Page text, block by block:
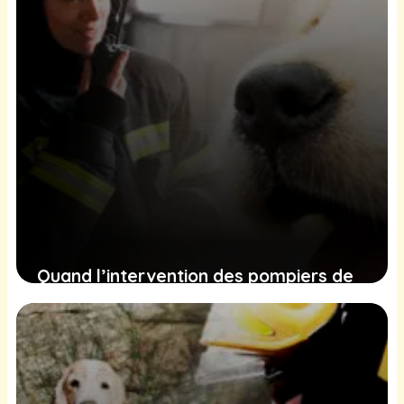
Quand l’intervention des pompiers de
Virginie pour un chiot captive un public
ému
24 janvier 2025